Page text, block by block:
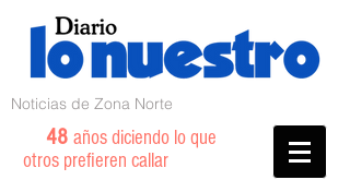
Noticias de Zona Norte
48 años diciendo lo que
otros prefieren callar